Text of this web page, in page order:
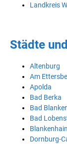
Landkreis
Städte
Altenburg
Am
Apolda
Bad Berka
Bad
Bad
Blankenhain
Dornburg-